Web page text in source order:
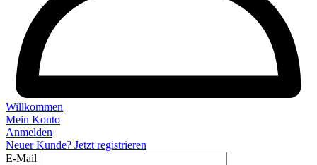
Willkommen
Mein Konto
Anmelden
Neuer Kunde? Jetzt registrieren
E-Mail